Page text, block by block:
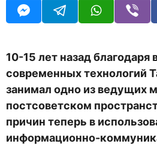
R
н
10-15 лет назад благодаря
современных технологий
занимал одно из ведущих
постсоветском
причин теперь в
информационно-